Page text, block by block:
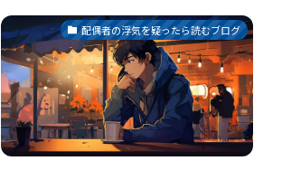
配偶者の浮気を疑ったら読むブログ